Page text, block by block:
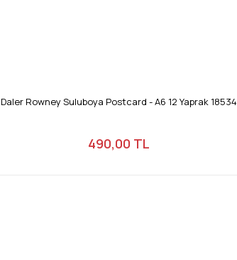
Daler Rowney Suluboya Postcard - A6 12 Yaprak 18534
490,00 TL